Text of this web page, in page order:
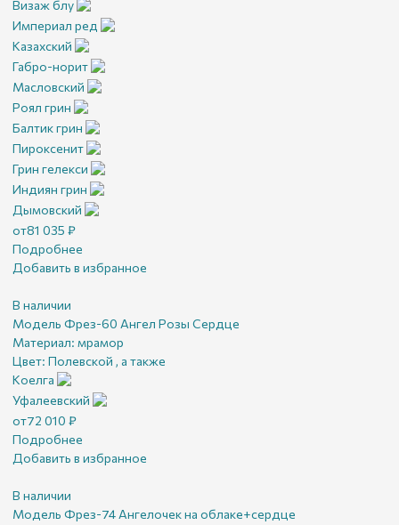
Визаж блу
Империал ред
Казахский
Габро-норит
Масловский
Роял грин
Балтик грин
Пироксенит
Грин гелекси
Индиян грин
Дымовский
от81 035 ₽
Подробнее
Добавить в избранное
В наличии
Модель Фрез-60 Ангел Розы Сердце
Материал: мрамор
Цвет: Полевской , а также
Коелга
Уфалеевский
от72 010 ₽
Подробнее
Добавить в избранное
В наличии
Модель Фрез-74 Ангелочек на облаке+сердце